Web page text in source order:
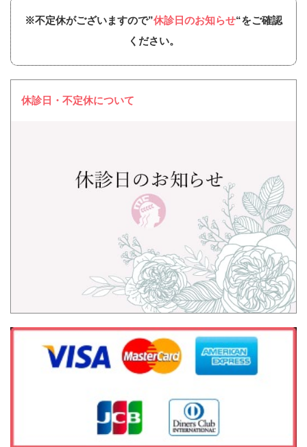
※不定休がございますので”休診日のお知らせ“をご確認
ください。
休診日・不定休について